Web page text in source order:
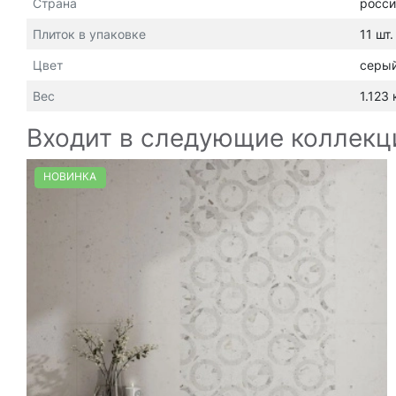
Страна
Плиток в упаковке 11 шт.
Цвет
Вес 1.123
Входит в следующие
НОВИНКА